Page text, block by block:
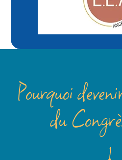
Pourquoi
du
1